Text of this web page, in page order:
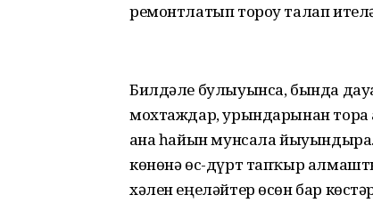
ремонтлатып тороу талап
Билдәле булыуынса, бында
мохтаждар, урындарынан тора
аҙна һайын мунсала
көнөнә өс-дүрт тапҡыр
хәлен еңеләйтер өсөн бар